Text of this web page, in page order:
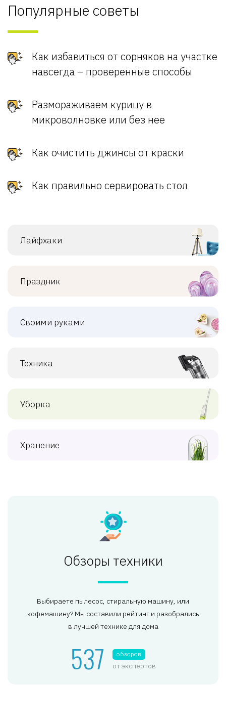
Популярные советы
Как избавиться от сорняков на участке
навсегда – проверенные способы
Размораживаем курицу в
микроволновке или без нее
Как очистить джинсы от краски
Как правильно сервировать стол
Лайфхаки
Праздник
Своими руками
Техника
Уборка
Хранение
Обзоры техники
Выбираете пылесос, стиральную машину, или
кофемашину? Мы составили рейтинг и разобрались
в лучшей технике для дома
537 обзоров
от экспертов